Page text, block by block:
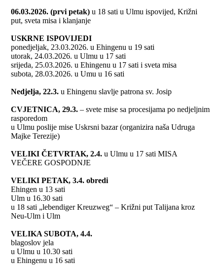
06.03.2026. (prvi petak)u 18 sati u Ulmu ispovijed, Križni
put, sveta misa i klanjanje
USKRNE ISPOVIJEDI
ponedjeljak, 23.03.2026. u Ehingenu u 19 sati
utorak, 24.03.2026. u Ulmu u 17 sati
srijeda, 25.03.2026. u Ehingenu u 17 sati i sveta misa
subota, 28.03.2026. u Umu u 16 sati
Nedjelja, 22.3.u Ehingenu slavlje patrona sv. Josip
CVJETNICA, 29.3. – svete mise sa procesijama po nedjeljnim
rasporedom
u Ulmu poslije mise Uskrsni bazar (organizira naša Udruga
Majke Terezije)
VELIKI ČETVRTAK, 2.4. u Ulmu u 17 sati MISA
VEČERE GOSPODNJE
VELIKI PETAK, 3.4. obredi
Ehingen u 13 sati
Ulm u 16.30 sati
u 18 sati „lebendiger Kreuzweg“ – Križni put Talijana kroz
Neu-Ulm i Ulm
VELIKA SUBOTA, 4.4.
blagoslov jela
u Ulmu u 10.30 sati
u Ehingenu u 16 sati